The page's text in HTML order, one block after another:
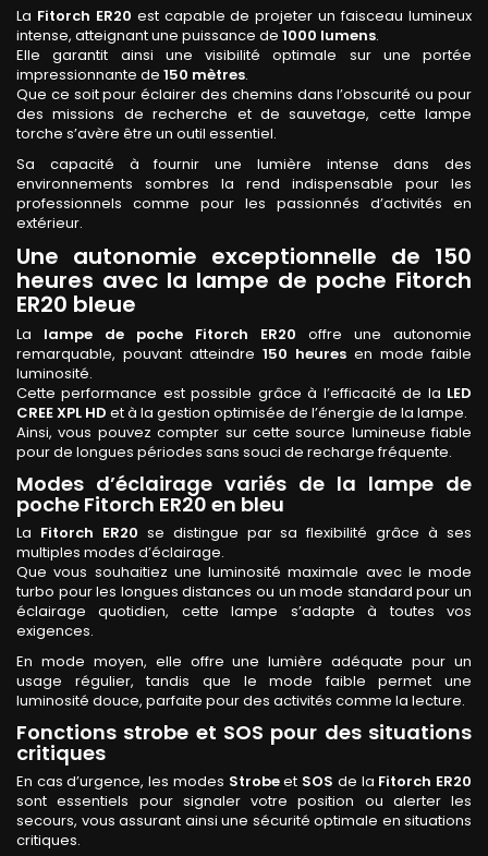
La Fitorch ER20 est capable de projeter un faisceau lumineux
intense, atteignant une puissance de 1000 lumens.
Elle garantit ainsi une visibilité optimale sur une portée
impressionnante de 150 mètres.
Que ce soit pour éclairer des chemins dans l’obscurité ou pour
des missions de recherche et de sauvetage, cette lampe
torche s’avère être un outil essentiel.
Sa capacité à fournir une lumière intense dans des
environnements sombres la rend indispensable pour les
professionnels comme pour les passionnés d’activités en
extérieur.
Une autonomie exceptionnelle de 150
heures avec la lampe de poche Fitorch
ER20 bleue
La lampe de poche Fitorch ER20 offre une autonomie
remarquable, pouvant atteindre 150 heures en mode faible
luminosité.
Cette performance est possible grâce à l’efficacité de la LED
CREE XPL HD et à la gestion optimisée de l’énergie de la lampe.
Ainsi, vous pouvez compter sur cette source lumineuse fiable
pour de longues périodes sans souci de recharge fréquente.
Modes d’éclairage variés de la lampe de
poche Fitorch ER20 en bleu
La Fitorch ER20 se distingue par sa flexibilité grâce à ses
multiples modes d’éclairage.
Que vous souhaitiez une luminosité maximale avec le mode
turbo pour les longues distances ou un mode standard pour un
éclairage quotidien, cette lampe s’adapte à toutes vos
exigences.
En mode moyen, elle offre une lumière adéquate pour un
usage régulier, tandis que le mode faible permet une
luminosité douce, parfaite pour des activités comme la lecture.
Fonctions strobe et SOS pour des situations
critiques
En cas d’urgence, les modes Strobeet SOS de la Fitorch ER20
sont essentiels pour signaler votre position ou alerter les
secours, vous assurant ainsi une sécurité optimale en situations
critiques.